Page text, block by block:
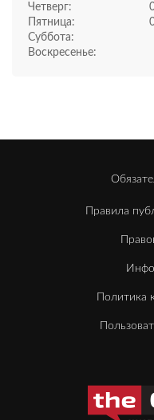
Четверг:
Пятница:
Суббота:
Воскресенье:
Правила
Политика